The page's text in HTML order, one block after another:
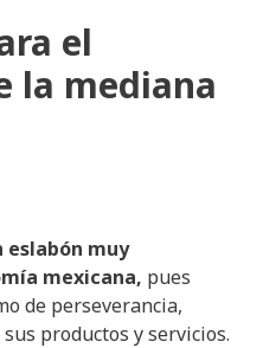
el
la mediana
eslabón muy
mexicana, pues
de perseverancia,
productos y servicios.